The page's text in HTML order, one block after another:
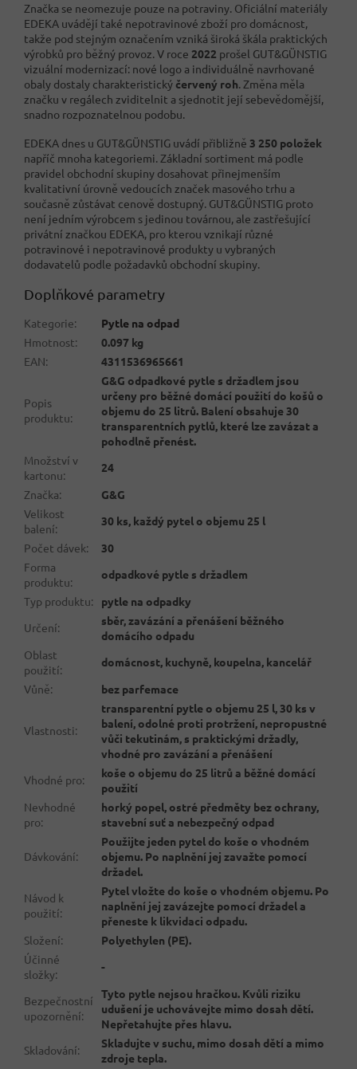
Značka se neomezuje pouze na potraviny. Oficiální materiály
EDEKA uvádějí také nepotravinové zboží pro domácnost,
takže pod stejným označením vzniká široká škála praktických
výrobků pro běžný provoz. V roce 2022 prošel GUT&GÜNSTIG
vizuální modernizací: nové logo a individuálně navrhované
obaly dostaly charakteristický červený roh. Změna měla
značku v regálech zviditelnit a sjednotit její sebevědomější,
snadno rozpoznatelnou podobu.
EDEKA dnes u GUT&GÜNSTIG uvádí přibližně 3 250 položek
napříč mnoha kategoriemi. Základní sortiment má podle
pravidel obchodní skupiny dosahovat přinejmenším
kvalitativní úrovně vedoucích značek masového trhu a
současně zůstávat cenově dostupný. GUT&GÜNSTIG proto
není jedním výrobcem s jedinou továrnou, ale zastřešující
privátní značkou EDEKA, pro kterou vznikají různé
potravinové i nepotravinové produkty u vybraných
dodavatelů podle požadavků obchodní skupiny.
Doplňkové parametry
Kategorie:
Pytle na odpad
Hmotnost:
0.097 kg
EAN: 4311536965661
Popis
produktu:
G&G odpadkové pytle s držadlem jsou
určeny pro běžné domácí použití do košů o
objemu do 25 litrů. Balení obsahuje 30
transparentních pytlů, které lze zavázat a
pohodlně přenést.
Množství v
kartonu:
24
Značka:
G&G
Velikost
balení:
30 ks, každý pytel o objemu 25 l
Počet dávek:
30
Forma
produktu:
odpadkové pytle s držadlem
Typ produktu:
pytle na odpadky
Určení:
sběr, zavázání a přenášení běžného
domácího odpadu
Oblast
použití:
domácnost, kuchyně, koupelna, kancelář
Vůně: bez parfemace
Vlastnosti:
transparentní pytle o objemu 25 l, 30 ks v
balení, odolné proti protržení, nepropustné
vůči tekutinám, s praktickými držadly,
vhodné pro zavázání a přenášení
Vhodné pro:
koše o objemu do 25 litrů a běžné domácí
použití
Nevhodné
pro:
horký popel, ostré předměty bez ochrany,
stavební suť a nebezpečný odpad
Dávkování:
Použijte jeden pytel do koše o vhodném
objemu. Po naplnění jej zavažte pomocí
držadel.
Návod k
použití:
Pytel vložte do koše o vhodném objemu. Po
naplnění jej zavázejte pomocí držadel a
přeneste k likvidaci odpadu.
Složení:
Polyethylen (PE).
Účinné
složky:
-
Bezpečnostní
upozornění:
Tyto pytle nejsou hračkou. Kvůli riziku
udušení je uchovávejte mimo dosah dětí.
Nepřetahujte přes hlavu.
Skladování:
Skladujte v suchu, mimo dosah dětí a mimo
zdroje tepla.